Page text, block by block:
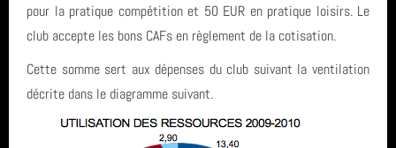
BENEVOLAT
COTISATIONS
CONTACT & LIENS UTILES
pour la pratique compétition et 50 EUR en pratique loisirs. Le
club accepte les bons CAFs en règlement de la cotisation.
Cette somme sert aux dépenses du club suivant la ventilation
décrite dans le diagramme suivant.